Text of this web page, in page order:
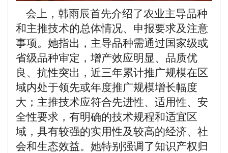
会上，韩雨辰首先介绍了农业主导品种
和主推技术的总体情况、申报要求及注意
事项。她指出，主导品种需通过国家级或
省级品种审定，增产效应明显、品质优
良、抗性突出，近三年累计推广规模在区
域内处于领先或年度推广规模增长幅度
大；主推技术应符合先进性、适用性、安
全性要求，有明确的技术规程和适宜区
域，具有较强的实用性及较高的经济、社
会和生态效益。她特别强调了知识产权归